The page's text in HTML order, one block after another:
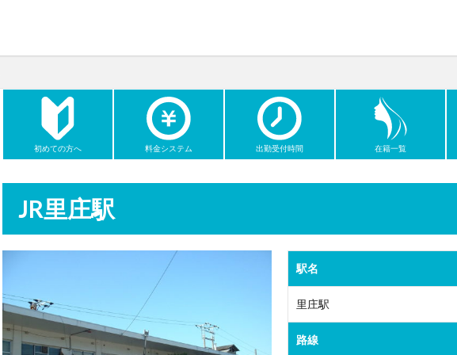
初めての方へ 料金システム 出勤受付時間 在籍一覧
JR里庄駅
駅名
里庄駅
路線